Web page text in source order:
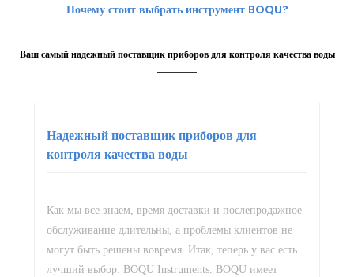
Почему стоит выбрать инструмент BOQU?
Ваш самый надежный поставщик приборов для контроля качества воды
Надежный поставщик приборов для
контроля качества воды
Как мы все знаем, время доставки и послепродажное
обслуживание длительны, а проблемы клиентов не
могут быть решены вовремя. Итак, теперь у вас есть
лучший выбор: BOQU Instruments. BOQU имеет